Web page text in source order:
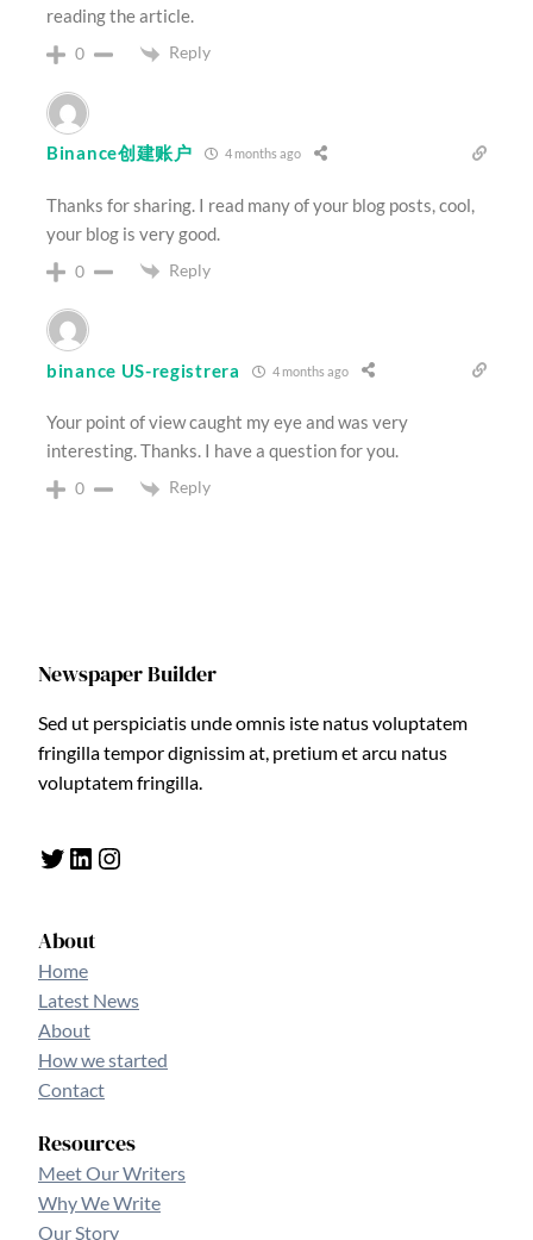
reading the article.
0 Reply
Binance创建账户 4 months ago
Thanks for sharing. I read many of your blog posts, cool,
your blog is very good.
0 Reply
binance US-registrera 4 months ago
Your point of view caught my eye and was very
interesting. Thanks. I have a question for you.
0 Reply
Newspaper Builder
Sed ut perspiciatis unde omnis iste natus voluptatem
fringilla tempor dignissim at, pretium et arcu natus
voluptatem fringilla.
Twitter LinkedIn Instagram
About
Home
Latest News
About
How we started
Contact
Resources
Meet Our Writers
Why We Write
Our Story